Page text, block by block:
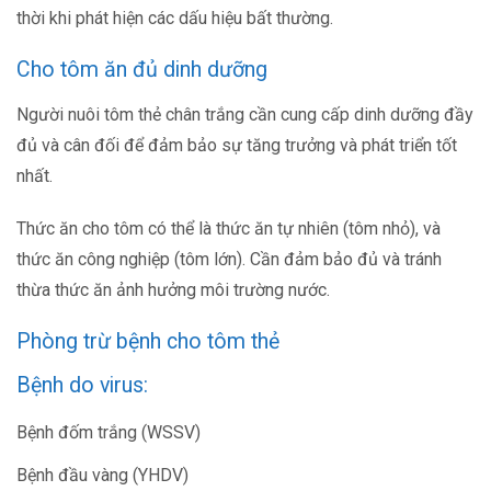
thời khi phát hiện các dấu hiệu bất thường.
Cho tôm ăn đủ dinh dưỡng
Người nuôi tôm thẻ chân trắng cần cung cấp dinh dưỡng đầy
đủ và cân đối để đảm bảo sự tăng trưởng và phát triển tốt
nhất.
Thức ăn cho tôm có thể là thức ăn tự nhiên (tôm nhỏ), và
thức ăn công nghiệp (tôm lớn). Cần đảm bảo đủ và tránh
thừa thức ăn ảnh hưởng môi trường nước.
Phòng trừ bệnh cho tôm thẻ
Bệnh do virus:
Bệnh đốm trắng (WSSV)
Bệnh đầu vàng (YHDV)